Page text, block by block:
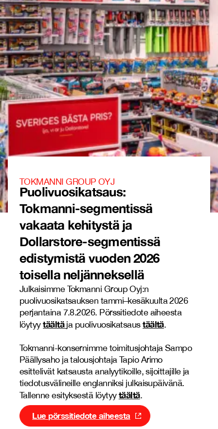
TOKMANNI GROUP OYJ
Puolivuosikatsaus:
Tokmanni-segmentissä
vakaata kehitystä ja
Dollarstore-segmentissä
edistymistä vuoden 2026
toisella neljänneksellä
Julkaisimme Tokmanni Group Oyj:n
puolivuosikatsauksen tammi–kesäkuulta 2026
perjantaina 7.8.2026. Pörssitiedote aiheesta
löytyytäältäja puolivuosikatsaustäältä.
Tokmanni-konsernimme toimitusjohtaja Sampo
Päällysaho ja talousjohtaja Tapio Arimo
esittelivät katsausta analyytikoille, sijoittajille ja
tiedotusvälineille englanniksi julkaisupäivänä.
Tallenne esityksestä löytyytäältä.
Lue pörssitiedote aiheesta